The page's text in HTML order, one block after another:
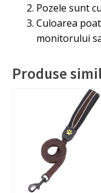
Pozele sunt
Culoarea
monitorului
Produse